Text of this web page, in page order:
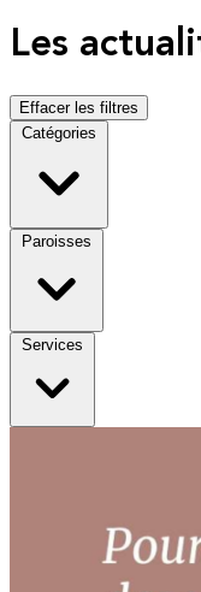
Les
Effacer les filtres
Catégories
Paroisses
Services